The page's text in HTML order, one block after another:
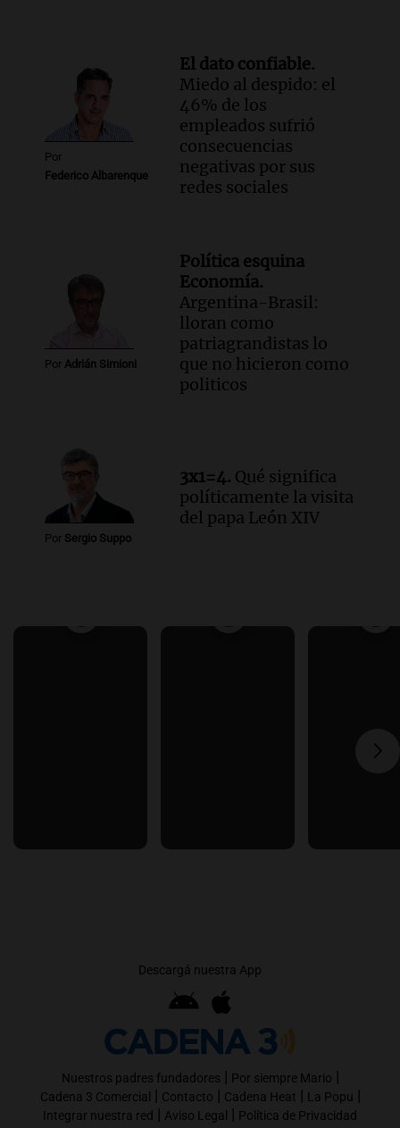
Por
Federico Albarenque
El dato confiable.
Miedo al despido: el
46% de los
empleados sufrió
consecuencias
negativas por sus
redes sociales
Por Adrián Simioni
Política esquina
Economía.
Argentina-Brasil:
lloran como
patriagrandistas lo
que no hicieron como
politicos
Por Sergio Suppo
3x1=4. Qué significa
políticamente la visita
del papa León XIV
Descargá nuestra App
Nuestros padres fundadores | Por siempre Mario |
Cadena 3 Comercial | Contacto | Cadena Heat | La Popu |
Integrar nuestra red | Aviso Legal | Política de Privacidad